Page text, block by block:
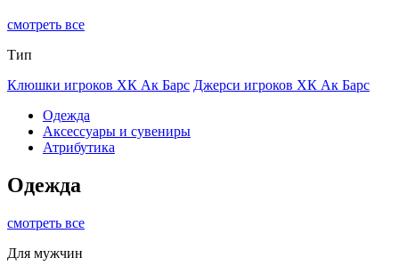
смотреть все
Тип
Клюшки игроков ХК Ак Барс Джерси игроков ХК Ак Барс
Одежда
Аксессуары и сувениры
Атрибутика
Одежда
смотреть все
Для мужчин